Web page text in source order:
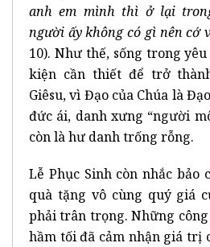
anh em mình thì ở lại
người ấy không có gì nên cớ
10). Như thế, sống trong
kiện cần thiết để trở
Giêsu, vì Đạo của Chúa là
đức ái, danh xưng “người
còn là hư danh trống rỗng.
Lễ Phục Sinh còn nhắc bảo
quà tặng vô cùng quý giá
phải trân trọng. Những
hầm tối đã cảm nhận giá trị